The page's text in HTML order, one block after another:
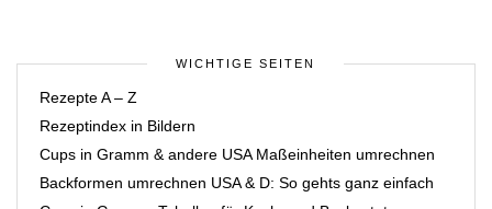
WICHTIGE SEITEN
Rezepte A – Z
Rezeptindex in Bildern
Cups in Gramm & andere USA Maßeinheiten umrechnen
Backformen umrechnen USA & D: So gehts ganz einfach